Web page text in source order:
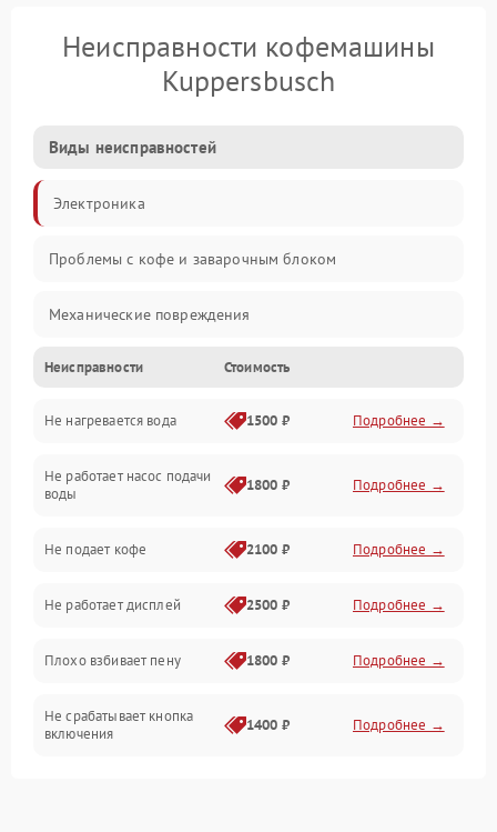
Неисправности кофемашины
Kuppersbusch
Виды неисправностей
Электроника
Проблемы с кофе и заварочным блоком
Механические повреждения
Прочие неисправности
Включение и работа
Проблемы с водой
Проблемы с капучинатором и паром
Управление и электроника
Программное обеспечение
Неисправности Стоимость
Не нагревается вода 1500 ₽ Подробнее →
Не работает насос подачи
воды
1800 ₽ Подробнее →
Не подает кофе 2100 ₽ Подробнее →
Не работает дисплей 2500 ₽ Подробнее →
Плохо взбивает пену 1800 ₽ Подробнее →
Не срабатывает кнопка
включения
1400 ₽ Подробнее →